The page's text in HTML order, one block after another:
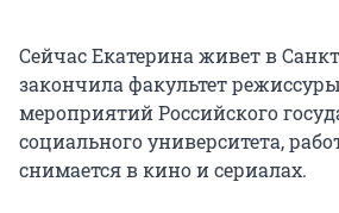
Сейчас Екатерина живет в
закончила факультет
мероприятий Российского
социального университета,
снимается в кино и сериалах.